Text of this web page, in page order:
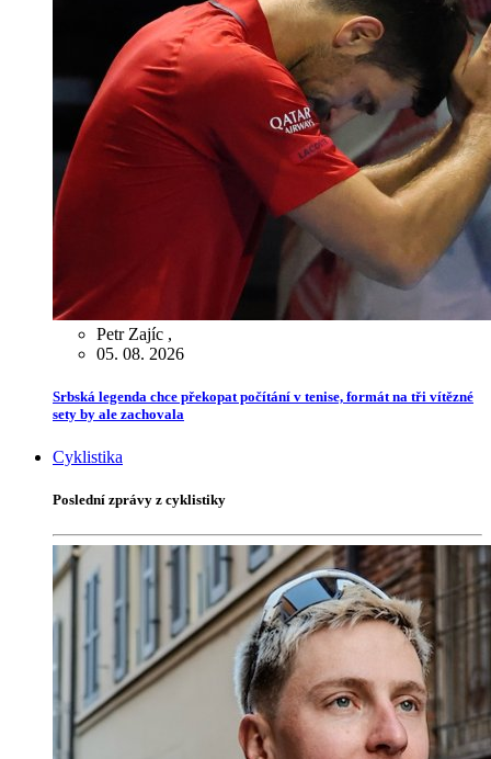
Petr Zajíc ,
05. 08. 2026
Srbská legenda chce překopat počítání v tenise, formát na tři vítězné
sety by ale zachovala
Cyklistika
Poslední zprávy z cyklistiky